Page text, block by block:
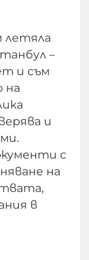
летяла
–
и съм
на
и
с
на
в